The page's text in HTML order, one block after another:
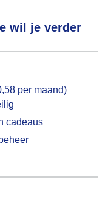
wil je verder
per maand)
cadeaus
voor het
op hebt gegeven,
browser waarin